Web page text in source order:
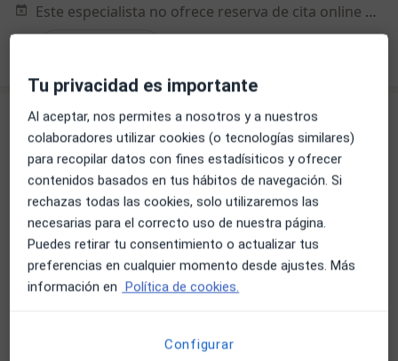
Este especialista no ofrece reserva de cita online en esta dirección.
Opción de pago online
Dr. José Nieto Tolosa
Ver más
Calle Miguel Hernández 12, Murcia
Tu privacidad es importante
Al aceptar, nos permites a nosotros y a nuestros
colaboradores utilizar cookies (o tecnologías similares)
para recopilar datos con fines estadísiticos y ofrecer
contenidos basados en tus hábitos de navegación. Si
rechazas todas las cookies, solo utilizaremos las
necesarias para el correcto uso de nuestra página.
Puedes retirar tu consentimiento o actualizar tus
preferencias en cualquier momento desde ajustes. Más
información en Política de cookies.
Configurar